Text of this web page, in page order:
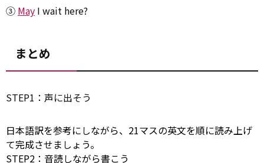
③ May I wait here?
まとめ
STEP1：声に出そう
日本語訳を参考にしながら、21マスの英文を順に読み上げ
て完成させましょう。
STEP2：音読しながら書こう